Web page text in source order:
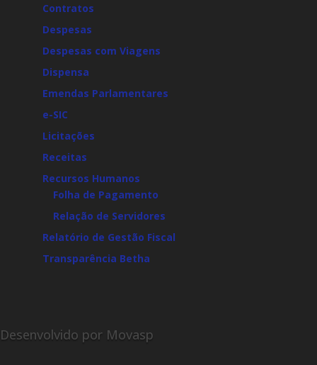
Contratos
Despesas
Despesas com Viagens
Dispensa
Emendas Parlamentares
e-SIC
Licitações
Receitas
Recursos Humanos
Folha de Pagamento
Relação de Servidores
Relatório de Gestão Fiscal
Transparência Betha
Desenvolvido por Movasp